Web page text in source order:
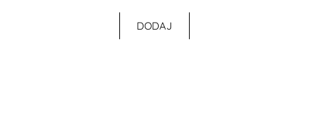
DODAJ